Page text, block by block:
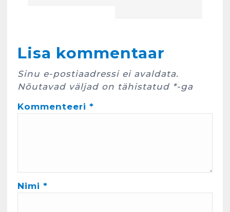
e
r
i
m
Lisa kommentaar
Sinu e-postiaadressi ei avaldata.
Nõutavad väljad on tähistatud *-ga
Kommenteeri*
Nimi*
Eestlaste toidu -ja
kokkusaamise koht Soomes,
Espoos
Kunglarahva Turuplats